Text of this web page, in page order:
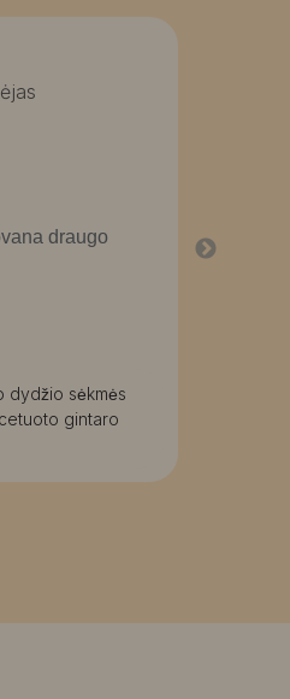
draugo
dydžio sėkmės
gintaro